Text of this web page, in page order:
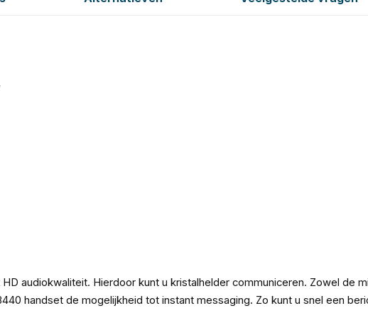
audiokwaliteit. Hierdoor kunt u kristalhelder communiceren. Zowel de
handset de mogelijkheid tot instant messaging. Zo kunt u snel een